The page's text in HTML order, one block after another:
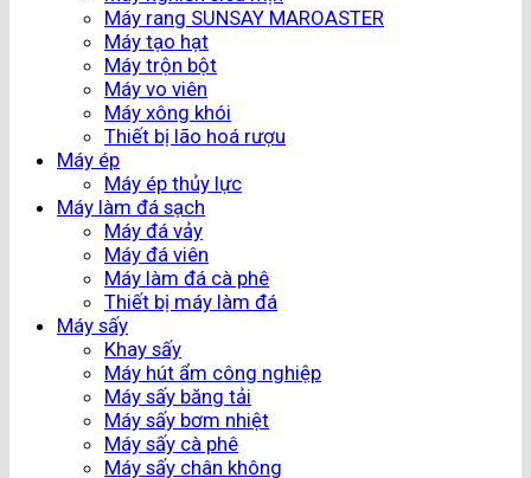
Máy rang SUNSAY MAROASTER
Máy tạo hạt
Máy trộn bột
Máy vo viên
Máy xông khói
Thiết bị lão hoá rượu
Máy ép
Máy ép thủy lực
Máy làm đá sạch
Máy đá vảy
Máy đá viên
Máy làm đá cà phê
Thiết bị máy làm đá
Máy sấy
Khay sấy
Máy hút ẩm công nghiệp
Máy sấy băng tải
Máy sấy bơm nhiệt
Máy sấy cà phê
Máy sấy chân không